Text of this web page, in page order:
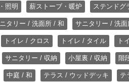
照明 薪ストーブ・暖炉 ステンドグ
タリー / 洗面所 / 和 サニタリー / 洗
トイレ / クロス トイレ / タイル ト
サニタリー / 収納 小屋裏 / 収納 階
中庭 / 和 テラス / ウッドデッキ テ